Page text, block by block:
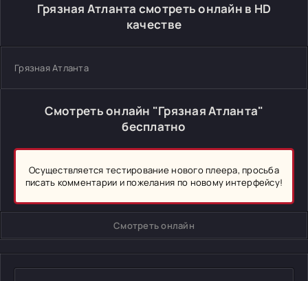
Грязная Атланта смотреть онлайн в HD
качестве
Грязная Атланта
Смотреть онлайн "Грязная Атланта"
бесплатно
Осуществляется тестирование нового плеера, просьба
писать комментарии и пожелания по новому интерфейсу!
Смотреть онлайн